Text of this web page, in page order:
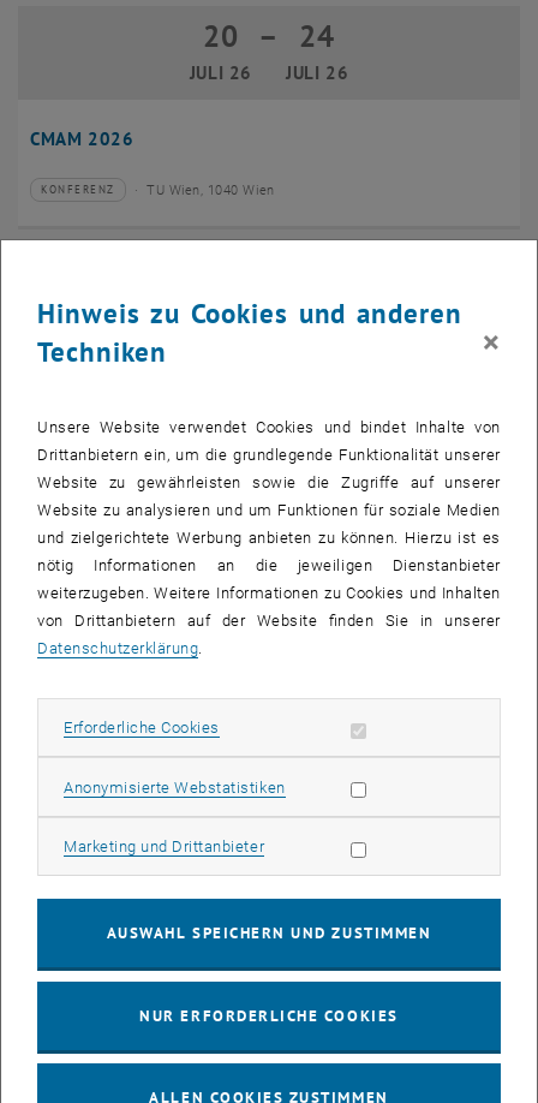
CMAM 2026
20
JULI 26
20 Juli 2026 bis 24 Juli 2026
– 24
JULI 26
Veranstaltungstyp:
KONFERENZ
Veranstaltungsort: TU Wien, 1040 Wien
EMBA Online Info Session mit Dekan Prof. Dr. Wolfgang
Güttel
JULI 26
Veranstaltungstyp:
Veranstaltungsort: Online, via Zoom
Info Session Learning Journey Turin
03 August 2026
03
AUG. 26
Veranstaltungstyp:
INFORMATIONSVERANSTALTUNG
Veranstaltungsort: Online, Via Zoom
Stammtisch 04.08.
04
AUG. 26
–
tba, 1060 Wien
Hinweis zu Cookies und anderen
Techniken
×
Unsere Website verwendet Cookies und bindet Inhalte von
Drittanbietern ein, um die grundlegende Funktionalität unserer
Website zu gewährleisten sowie die Zugriffe auf unserer
Website zu analysieren und um Funktionen für soziale Medien
und zielgerichtete Werbung anbieten zu können. Hierzu ist es
nötig Informationen an die jeweiligen Dienstanbieter
weiterzugeben. Weitere Informationen zu Cookies und Inhalten
von Drittanbietern auf der Website finden Sie in unserer
Datenschutzerklärung
Erforderliche Cookies Erforderliche Cookies zulassen
Anonymisierte WebstatistikenStatistik Cookies zulassen
Marketing und DrittanbieterMarketing Cookies zulassen
AUSWAHL SPEICHERN UND ZUSTIMMEN
NUR ERFORDERLICHE COOKIES
ALLEN COOKIES ZUSTIMMEN